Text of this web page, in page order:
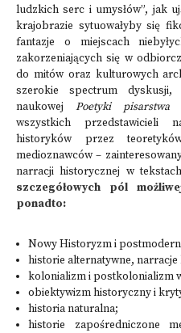
ludzkich serc i umysłów”, jak
krajobrazie sytuowałyby się
fantazje o miejscach
zakorzeniających się w
do mitów oraz kulturowych
szerokie spectrum
naukowejPoetyki pisarstwa
wszystkich przedstawicieli
historyków przez
medioznawców –
narracji historycznej w
szczegółowych pól
ponadto:
Nowy Historyzm i
historie alternatywne,
kolonializm i postkolonializm
obiektywizm historyczny i
historia naturalna;
historie zapośredniczone